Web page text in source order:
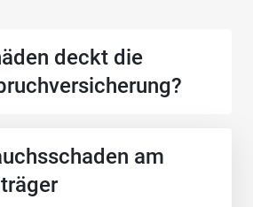
deckt die
am